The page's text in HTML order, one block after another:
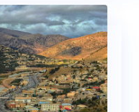
0133483
صفحه
اصلی